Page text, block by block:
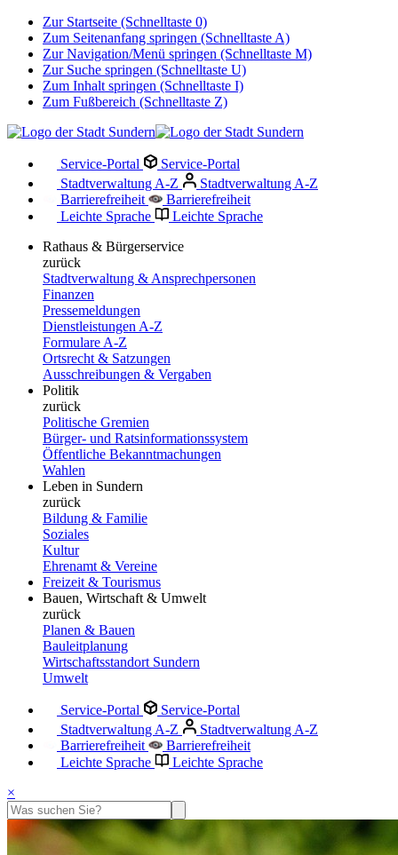
Zur Startseite (Schnelltaste 0)
Zum Seitenanfang springen (Schnelltaste A)
Zur Navigation/Menü springen (Schnelltaste M)
Zur Suche springen (Schnelltaste U)
Zum Inhalt springen (Schnelltaste I)
Zum Fußbereich (Schnelltaste Z)
Service-Portal
Service-Portal
Stadtverwaltung A-Z
Stadtverwaltung A-Z
Barrierefreiheit
Barrierefreiheit
Leichte Sprache
Leichte Sprache
Rathaus & Bürgerservice
zurück
Stadtverwaltung & Ansprechpersonen
Finanzen
Pressemeldungen
Dienstleistungen A-Z
Formulare A-Z
Ortsrecht & Satzungen
Ausschreibungen & Vergaben
Politik
zurück
Politische Gremien
Bürger- und Ratsinformationssystem
Öffentliche Bekanntmachungen
Wahlen
Leben in Sundern
zurück
Bildung & Familie
Soziales
Kultur
Ehrenamt & Vereine
Freizeit & Tourismus
Bauen, Wirtschaft & Umwelt
zurück
Planen & Bauen
Bauleitplanung
Wirtschaftsstandort Sundern
Umwelt
Service-Portal
Service-Portal
Stadtverwaltung A-Z
Stadtverwaltung A-Z
Barrierefreiheit
Barrierefreiheit
Leichte Sprache
Leichte Sprache
×